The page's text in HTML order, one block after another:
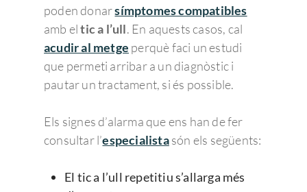
poden donarsímptomes compatibles
amb eltic a l’ull. En aquests casos, cal
acudir al metge perquè faci un estudi
que permeti arribar a un diagnòstic i
pautar un tractament, si és possible.
Els signes d’alarma que ens han de fer
consultar l’especialistasón els següents:
El tic a l’ull repetitiu s’allarga més